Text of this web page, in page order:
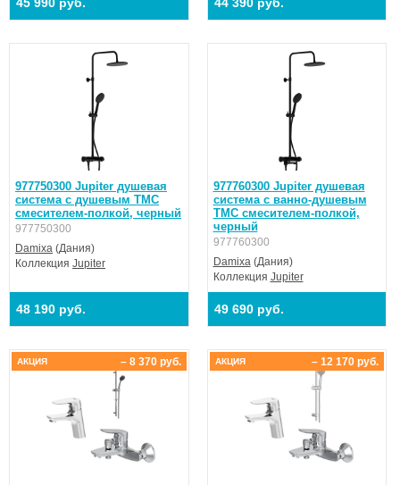
977750300 Jupiter душевая
система с душевым ТМС
смесителем-полкой, черный
977750300
Damixa (Дания)
Коллекция Jupiter
48 190 руб.
977760300 Jupiter душевая
система с ванно-душевым
ТМС смесителем-полкой,
черный
977760300
Damixa(Дания)
Коллекция Jupiter
49 690 руб.
– 8 370 руб.
АКЦИЯ – 12 170 руб.
АКЦИЯ